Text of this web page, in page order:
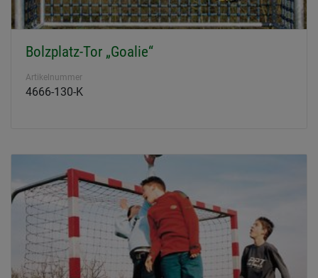
Bolzplatz-Tor „Goalie“
Artikelnummer
4666-130-K